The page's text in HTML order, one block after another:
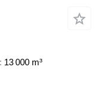
13 000 m³